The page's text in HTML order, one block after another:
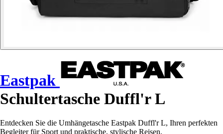
Eastpak
Schultertasche Duffl'r L
Entdecken Sie die Umhängetasche Eastpak Duffl'r L, Ihren perfekten
Begleiter für Sport und praktische, stylische Reisen.